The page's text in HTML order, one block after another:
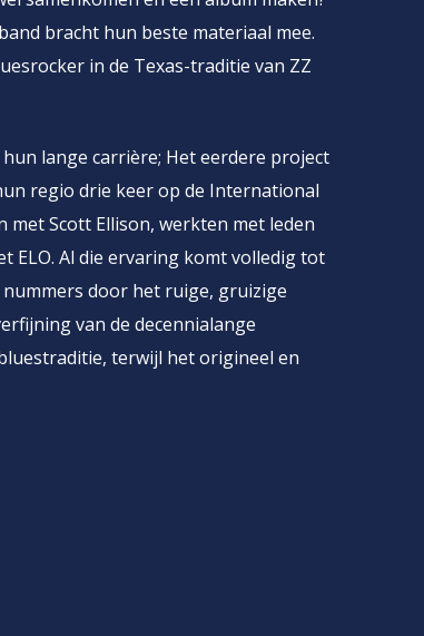
bracht hun beste materiaal mee.
in de Texas-traditie van ZZ
lange carrière; Het eerdere project
regio drie keer op de International
met Scott Ellison, werkten met leden
ELO. Al die ervaring komt volledig tot
nummers door het ruige, gruizige
van de decennialange
terwijl het origineel en